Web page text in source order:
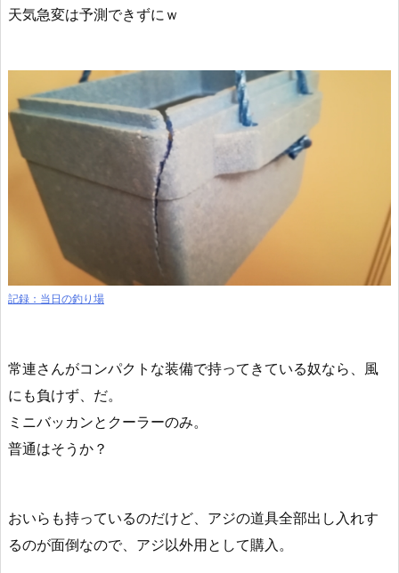
天気急変は予測できずにｗ
記録：当日の釣り場
常連さんがコンパクトな装備で持ってきている奴なら、風
にも負けず、だ。
ミニバッカンとクーラーのみ。
普通はそうか？
おいらも持っているのだけど、アジの道具全部出し入れす
るのが面倒なので、アジ以外用として購入。